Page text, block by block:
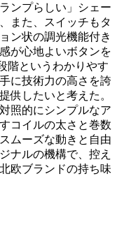
ンプらしい」シェー
また、スイッチもタ
ン状の調光機能付き
が心地よいボタンを
階というわかりやす
に技術力の高さを誇
供したいと考えた。
照的にシンプルなア
コイルの太さと巻数
ムーズな動きと自由
ナルの機構で、控え
欧ブランドの持ち味